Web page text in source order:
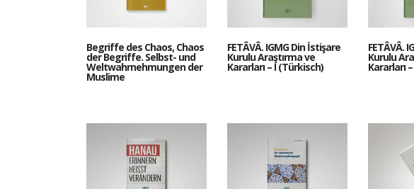
Begriffe des Chaos, Chaos
der Begriffe. Selbst- und
Weltwahrnehmungen der
Muslime
FETÂVÂ. IGMG Din İstişare
Kurulu Araştırma ve
Kararları – I (Türkisch)
FETÂVÂ.
Kurulu
Kararları